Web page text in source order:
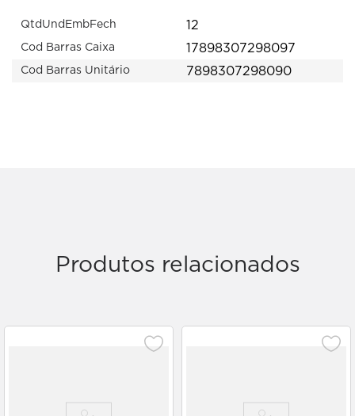
QtdUndEmbFech 12
Cod Barras Caixa 17898307298097
Cod Barras Unitário 7898307298090
Produtos relacionados